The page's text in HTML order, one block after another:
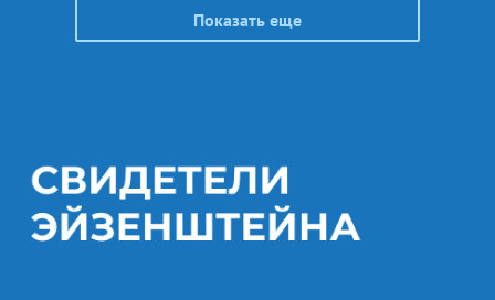
Показать еще